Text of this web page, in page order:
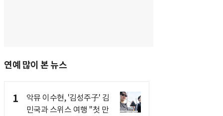
연예 많이 본 뉴스
1
악뮤 이수현, '김성주子' 김
민국과 스위스 여행 "첫 만